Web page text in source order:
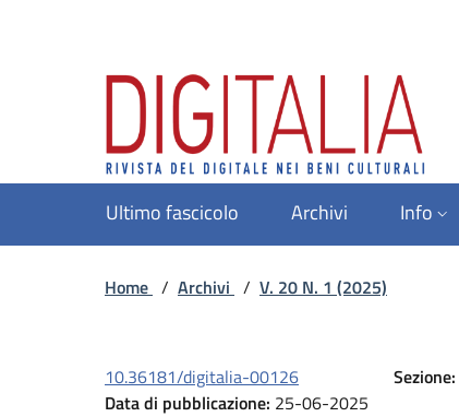
Ultimo fascicolo Archivi Info
Home / Archivi / V. 20 N. 1 (2025)
10.36181/digitalia-00126 Sezione:
Data di pubblicazione: 25-06-2025